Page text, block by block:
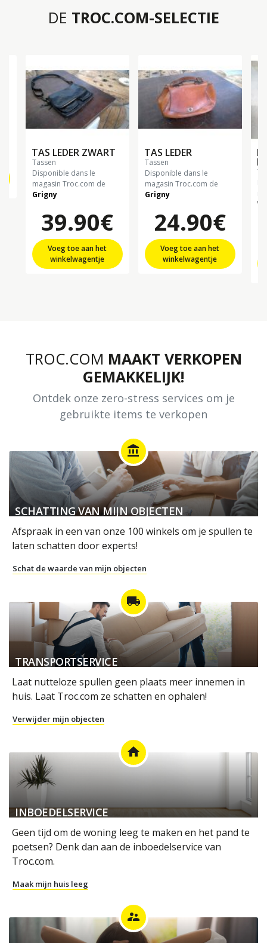
DE TROC.COM-SELECTIE
TAS LEDER ZWART
tassen
Disponible dans le
magasin Troc.com de
Grigny
39.90€
Voeg toe aan het
winkelwagentje
TAS LEDER
tassen
Disponible dans le
magasin Troc.com de
Grigny
24.90€
Voeg toe aan het
winkelwagentje
TROC.COM MAAKT VERKOPEN
GEMAKKELIJK!
Ontdek onze zero-stress services om je
gebruikte items te verkopen
account_balance
SCHATTING VAN MIJN OBJECTEN
Afspraak in een van onze 100 winkels om je spullen te
laten schatten door experts!
Schat de waarde van mijn objecten
local_shipping
TRANSPORTSERVICE
Laat nutteloze spullen geen plaats meer innemen in
huis. Laat Troc.com ze schatten en ophalen!
Verwijder mijn objecten
home
INBOEDELSERVICE
Geen tijd om de woning leeg te maken en het pand te
poetsen? Denk dan aan de inboedelservice van
Troc.com.
Maak mijn huis leeg
supervisor_account